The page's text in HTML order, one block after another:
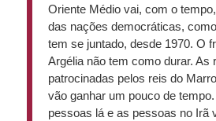
Oriente Médio vai, com o
das nações democráticas,
tem se juntado, desde 1970. O
Argélia não tem como durar. As
patrocinadas pelos reis do
vão ganhar um pouco de
pessoas lá e as pessoas no Irã